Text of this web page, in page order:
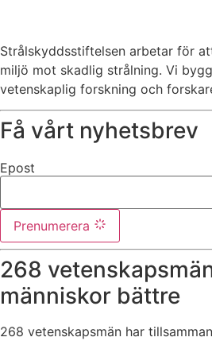
Strålskyddsstiftelsen arbetar för
miljö mot skadlig strålning. Vi
vetenskaplig forskning och
Få vårt nyhetsbrev
Epost
Prenumerera
268
människor bättre
268 vetenskapsmän har